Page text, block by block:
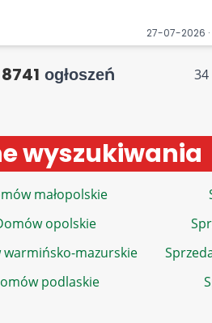
27-07-2026
8741 ogłoszeń 34
wyszukiwania
małopolskie
opolskie
warmińsko-mazurskie
podlaskie